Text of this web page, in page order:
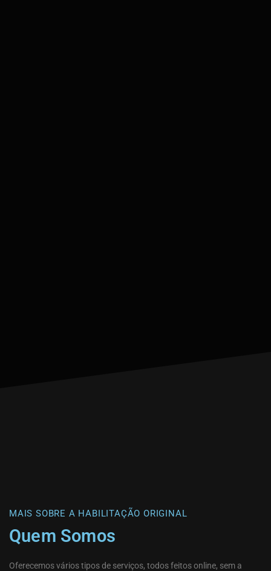
MAIS SOBRE A HABILITAÇÃO ORIGINAL
Quem Somos
Oferecemos vários tipos de serviços, todos feitos online, sem a